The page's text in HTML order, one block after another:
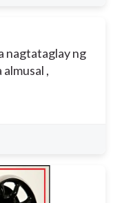
nagtataglay ng
,